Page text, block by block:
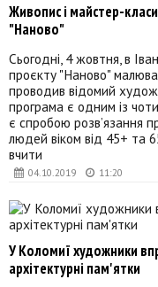
04.10.2019 11:20
Живопис і майстер-
"Наново"
Сьогодні, 4 жовтня, в
проєкту "Наново"
проводив відомий
програма є одним із
є спробою розв’язання
людей віком від 45+ та
вчити
У Коломиї художники
архітектурні пам'ятки